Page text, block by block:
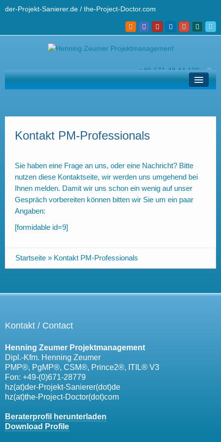
der-Projekt-Sanierer.de / the-Project-Doctor.com
+49-171-48 44 100
hz@der-projekt-sanierer.de
Ihr Projekt-Sanierer
Profi-Wissen
English
Kontakt PM-Professionals
Sie haben eine Frage an uns, oder eine Nachricht? Bitte
nutzen diese Kontaktseite, wir werden uns umgehend bei
Ihnen melden. Damit wir uns schon ein wenig auf unser
Gespräch vorbereiten können bitten wir Sie um ein paar
Angaben:
[formidable id=9]
Startseite » Kontakt PM-Professionals
Kontakt / Contact
Henning Zeumer Projektmanagement
Dipl.-Kfm. Henning Zeumer
PMP®, PgMP®, CSM®, Prince2®, ITIL® V3
Fon: +49-(0)671-28779
hz(at)der-Projekt-Sanierer(dot)de
hz(at)the-Project-Doctor(dot)com
Beraterprofil herunterladen
Download Profile